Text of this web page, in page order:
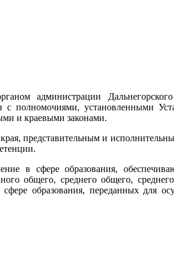
администрации
полномочиями, установленными
и краевыми законами.
представительным и
в сфере образования,
общего, среднего общего,
образования, переданных для